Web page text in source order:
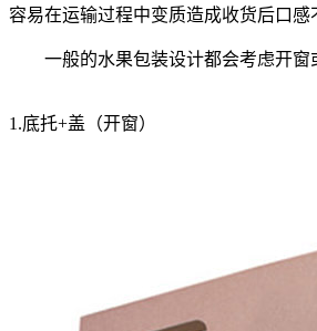
容易在运输过程中变质造成收货后口感
一般的水果包装设计都会考虑开
1.底托+盖（开窗）